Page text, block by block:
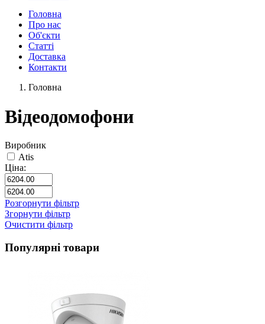
Головна
Про нас
Об'єкти
Статті
Доставка
Контакти
Головна
Відеодомофони
Виробник
Atis
Ціна:
Розгорнути фільтр
Згорнути фільтр
Очистити фільтр
Популярні товари